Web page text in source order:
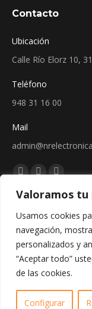
Valoramos tu
Usamos cookies
navegación,
personalizados y
“Aceptar todo”
de las cookies.
Configurar
Contacto
Ubicación
Calle Río Elorz 10,
Teléfono
948 31 16 00
Mail
Encuéntranos en:
Facebook
page
new
window
Linkedin
page
new
window
page
new
window
Copyright ©
Aviso legal/Política